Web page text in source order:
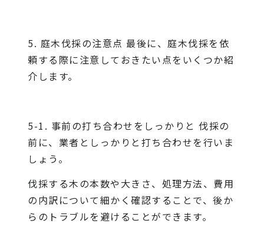
5. 庭木伐採の注意点 最後に、庭木伐採を依
頼する際に注意しておきたい点をいくつか紹
介します。
5-1. 事前の打ち合わせをしっかりと 伐採の
前に、業者としっかりと打ち合わせを行いま
しょう。
伐採する木の本数や大きさ、処理方法、費用
の内訳について細かく確認することで、後か
らのトラブルを避けることができます。